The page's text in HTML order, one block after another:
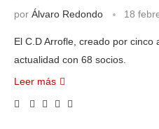
por Álvaro Redondo 18
El C.D Arrofle, creado por
actualidad con 68 socios.
Leer más